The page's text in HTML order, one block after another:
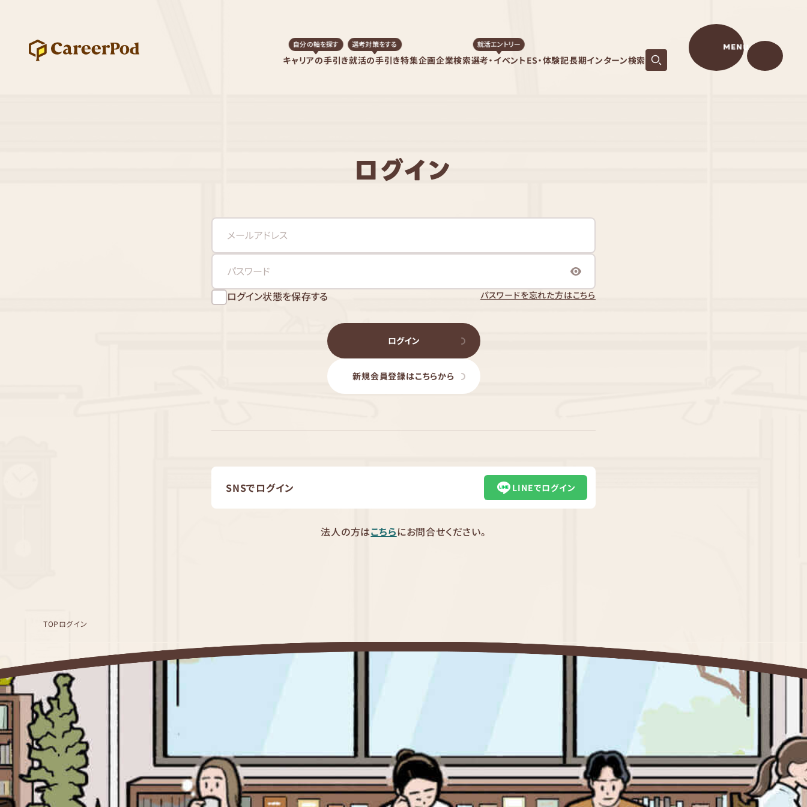
キャリアの手引き
自分の軸を探す
就活の手引き
選考対策をする
特集企画企業検索選考・イベント
就活エントリー
ES・体験記長期インターン検索
MENU
ログイン
ログイン状態を保存する パスワードを忘れた方はこちら
ログイン
新規会員登録はこちらから
SNSでログイン LINEでログイン
法人の方はこちらにお問合せください。
TOPログイン